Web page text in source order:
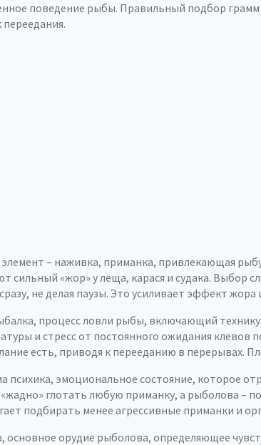
поведение рыбы. Правильный подбор
– наживка, приманка, привлекающая
сильный «жор» у леща, карася и судака.
не делая паузы. Это усиливает эффект
, процесс ловли рыбы, включающий
и стресс от постоянного ожидания
есть, приводя к перееданию в перерывах.
психика, эмоциональное состояние, которое
глотать любую приманку, а рыболова –
подбирать менее агрессивные приманки и
, основное орудие рыболова, определяющее